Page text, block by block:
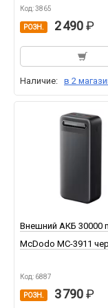
Код: 3865
РОЗН. 2 490
Наличие: в 2
Внешний АКБ 30000
McDodo MC-3911
Код: 6887
РОЗН. 3 790